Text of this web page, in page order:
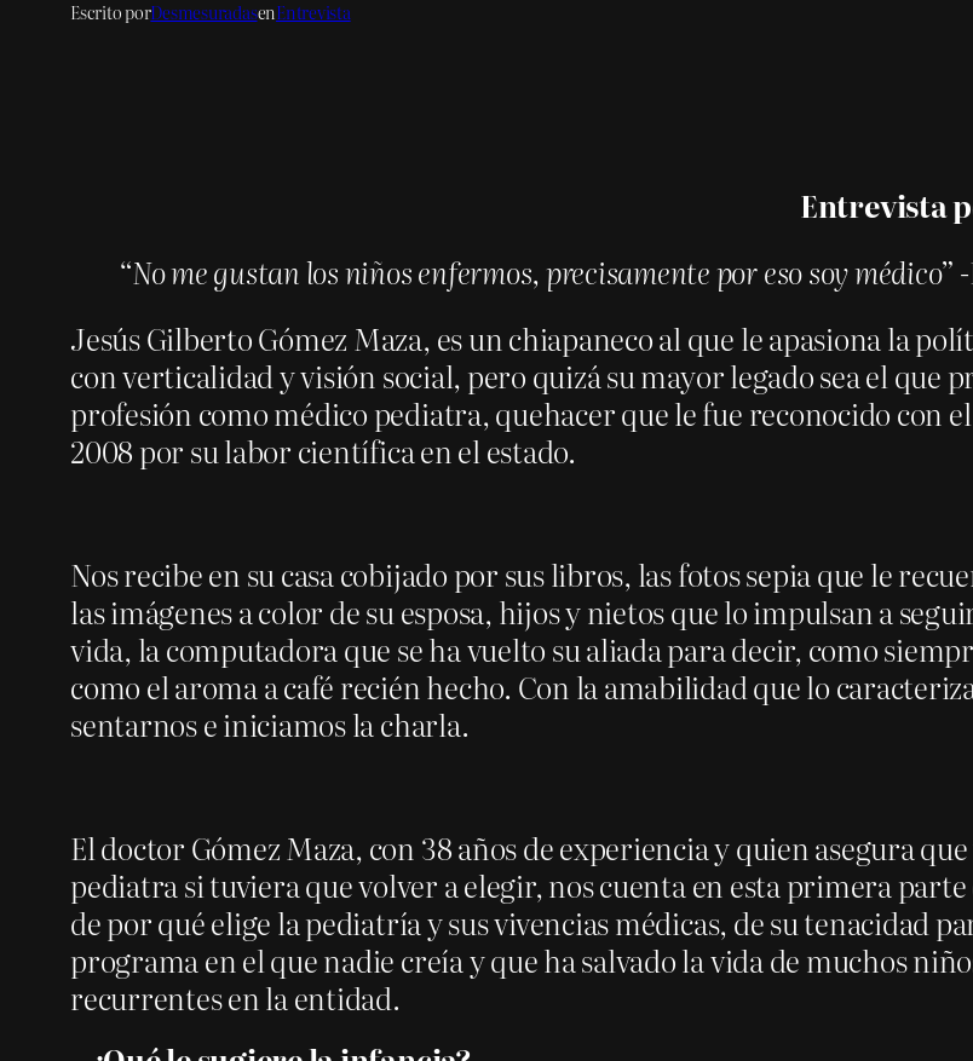
Escrito porDesmesuradasenEntrevista
Entrevista
“No me gustan los niños enfermos, precisamente por eso soy médico”
Jesús Gilberto Gómez Maza, es un chiapaneco al que le apasiona la
con verticalidad y visión social, pero quizá su mayor legado sea el que
profesión como médico pediatra, quehacer que le fue reconocido con
2008 por su labor científica en el estado.
Nos recibe en su casa cobijado por sus libros, las fotos sepia que le
las imágenes a color de su esposa, hijos y nietos que lo impulsan a
vida, la computadora que se ha vuelto su aliada para decir, como
como el aroma a café recién hecho. Con la amabilidad que lo
sentarnos e iniciamos la charla.
El doctor Gómez Maza, con 38 años de experiencia y quien asegura
pediatra si tuviera que volver a elegir, nos cuenta en esta primera
de por qué elige la pediatría y sus vivencias médicas, de su tenacidad
programa en el que nadie creía y que ha salvado la vida de muchos
recurrentes en la entidad.